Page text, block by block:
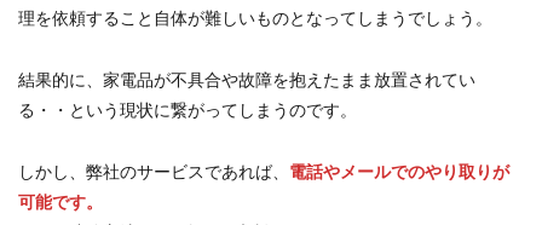
理を依頼すること自体が難しいものとなってしまうでしょう。
結果的に、家電品が不具合や故障を抱えたまま放置されてい
る・・という現状に繋がってしまうのです。
しかし、弊社のサービスであれば、 電話やメールでのやり取りが
可能です。